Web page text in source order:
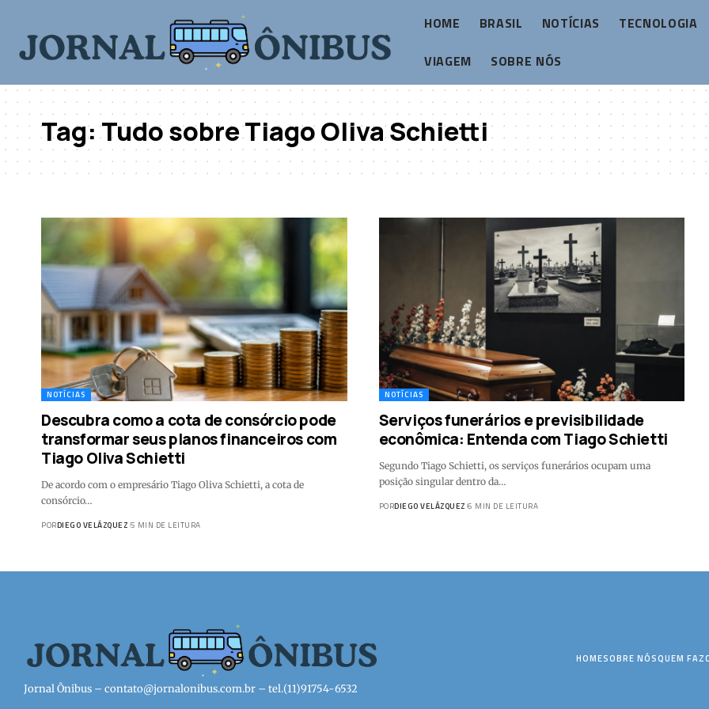
HOME BRASIL NOTÍCIAS
TECNOLOGIA
VIAGEM
SOBRE NÓS
Tag:Tudo sobre Tiago Oliva Schietti
NOTÍCIAS
Descubra como a cota de consórcio pode
transformar seus planos financeiros com
Tiago Oliva Schietti
De acordo com o empresário Tiago Oliva Schietti, a cota de
consórcio…
PORDIEGO VELÁZQUEZ 5 MIN DE LEITURA
NOTÍCIAS
Serviços funerários e previsibilidade
econômica: Entenda com Tiago Schietti
Segundo Tiago Schietti, os serviços funerários ocupam uma
posição singular dentro da…
PORDIEGO VELÁZQUEZ 6 MIN DE LEITURA
Jornal Ônibus – contato@jornalonibus.com.br – tel.(11)91754-6532
HOMESOBRE NÓSQUEM FAZ